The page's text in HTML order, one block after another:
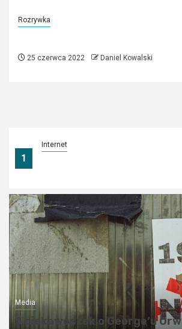
1
Internet
Rozrywka
25 czerwca 2022 Daniel Kowalski
Media
5 ciekawostek o George’u